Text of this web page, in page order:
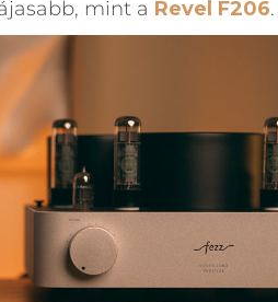
mint a Revel F206.